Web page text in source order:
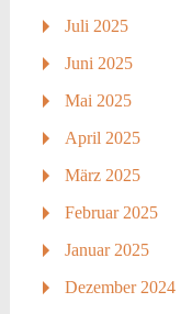
Juli 2025
Juni 2025
Mai 2025
April 2025
März 2025
Februar 2025
Januar 2025
Dezember 2024